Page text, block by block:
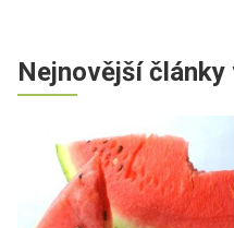
Nejnovější